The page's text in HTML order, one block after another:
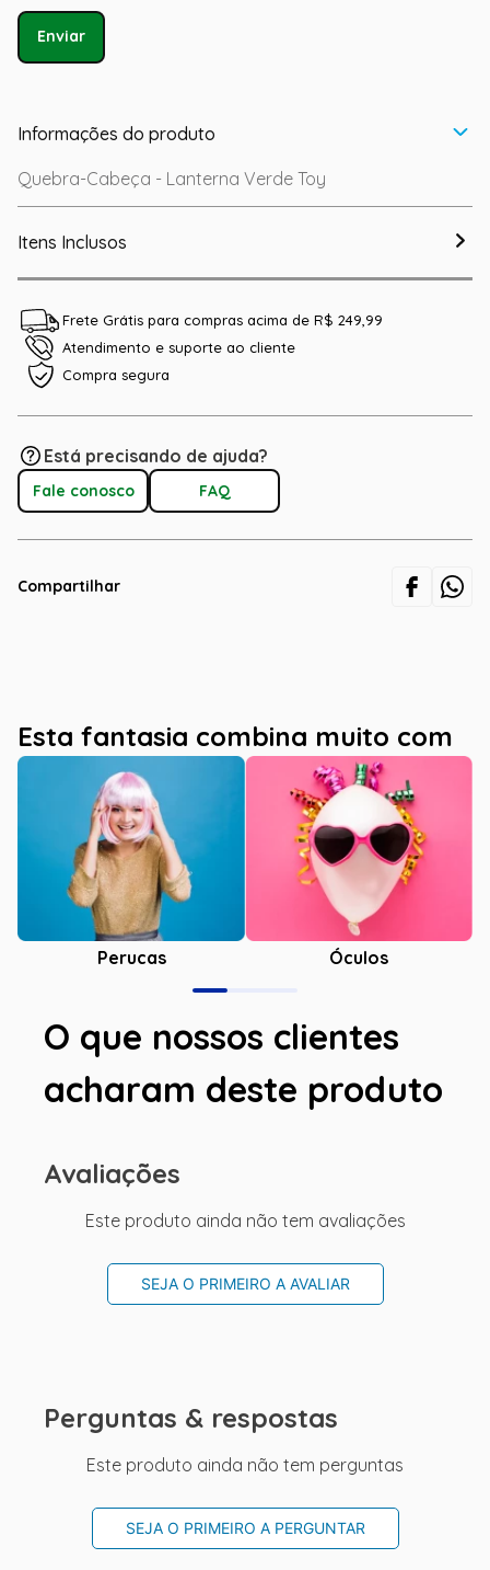
Enviar
Informações do produto
Quebra-Cabeça - Lanterna Verde Toy
Itens Inclusos
Frete Grátis para compras acima de R$ 249,99
Atendimento e suporte ao cliente
Compra segura
Está precisando de ajuda?
Fale conosco FAQ
Compartilhar
Esta fantasia combina muito com
Perucas Óculos
O que nossos clientes
acharam deste produto
Avaliações
Este produto ainda não tem avaliações
SEJA O PRIMEIRO A AVALIAR
Perguntas & respostas
Este produto ainda não tem perguntas
SEJA O PRIMEIRO A PERGUNTAR